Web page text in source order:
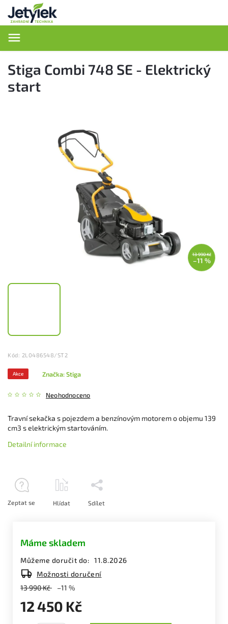
Stiga Combi 748 SE - Elektrický
start
13 990 Kč
–11 %
Kód: 2L0486548/ST2
Akce
Neohodnoceno
Značka:Stiga
13 990 Kč –11 %
12 450 Kč
Máme skladem
Můžeme doručit do: 11.8.2026
Možnosti doručení
Travní sekačka s pojezdem a benzínovým motorem o objemu 139
cm3 s elektrickým startováním.
Detailní informace
Zeptat se Hlídat Sdílet